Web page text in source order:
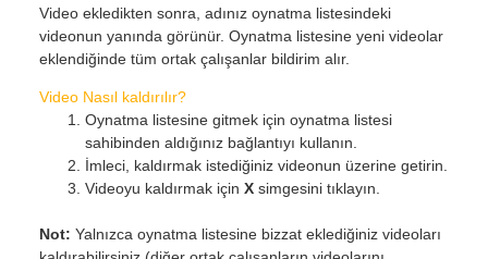
Video ekledikten sonra, adınız oynatma listesindeki
videonun yanında görünür. Oynatma listesine yeni videolar
eklendiğinde tüm ortak çalışanlar bildirim alır.
Video Nasıl kaldırılır?
Oynatma listesine gitmek için oynatma listesi
sahibinden aldığınız bağlantıyı kullanın.
İmleci, kaldırmak istediğiniz videonun üzerine getirin.
Videoyu kaldırmak için Xsimgesini tıklayın.
Not: Yalnızca oynatma listesine bizzat eklediğiniz videoları